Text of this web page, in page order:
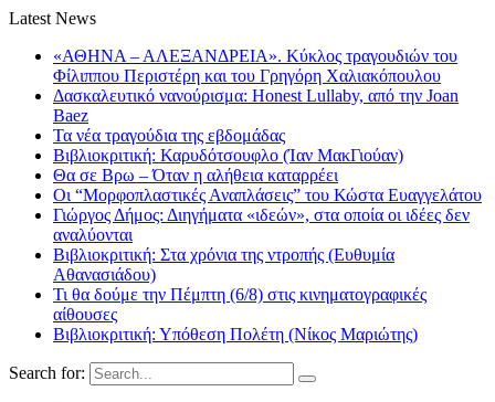
Latest News
«ΑΘΗΝΑ – ΑΛΕΞΑΝΔΡΕΙΑ». Κύκλος τραγουδιών του
Φίλιππου Περιστέρη και του Γρηγόρη Χαλιακόπουλου
Δασκαλευτικό νανούρισμα: Honest Lullaby, από την Joan
Baez
Τα νέα τραγούδια της εβδομάδας
Βιβλιοκριτική: Καρυδότσουφλο (Ίαν ΜακΓιούαν)
Θα σε Βρω – Όταν η αλήθεια καταρρέει
Οι “Μορφοπλαστικές Αναπλάσεις” του Κώστα Ευαγγελάτου
Γιώργος Δήμος: Διηγήματα «ιδεών», στα οποία οι ιδέες δεν
αναλύονται
Βιβλιοκριτική: Στα χρόνια της ντροπής (Ευθυμία
Αθανασιάδου)
Τι θα δούμε την Πέμπτη (6/8) στις κινηματογραφικές
αίθουσες
Βιβλιοκριτική: Υπόθεση Πολέτη (Νίκος Μαριώτης)
Search for: